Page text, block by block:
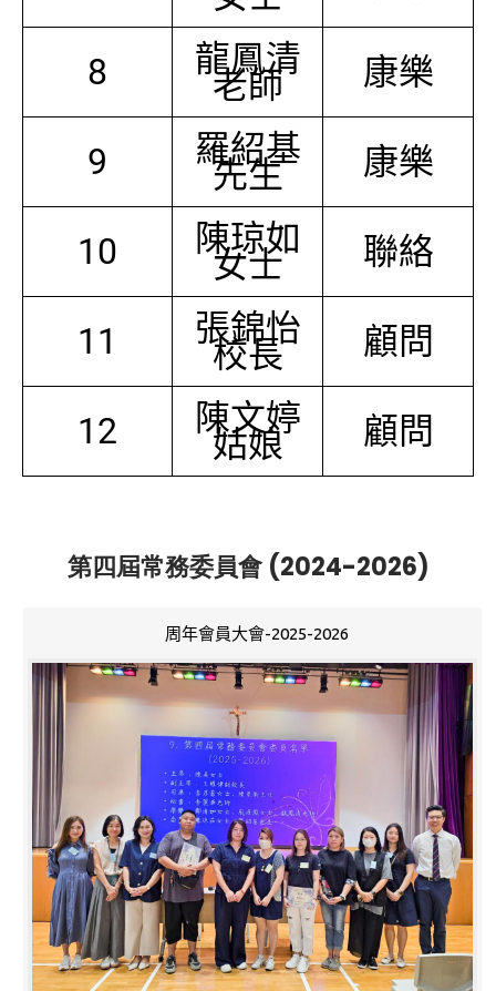
8 龍鳳清
老師 康樂
9 羅紹基
先生 康樂
10 陳琼如
女士 聯絡
11 張錦怡
校長 顧問
12 陳文婷
姑娘 顧問
第四屆常務委員會 (2024-2026)
周年會員大會-2025-2026